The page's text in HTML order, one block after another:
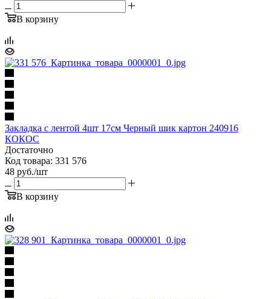
В корзину
Закладка с лентой 4шт 17см Черный шик картон 240916
КОКОС
Достаточно
Код товара: 331 576
48 руб./шт
В корзину